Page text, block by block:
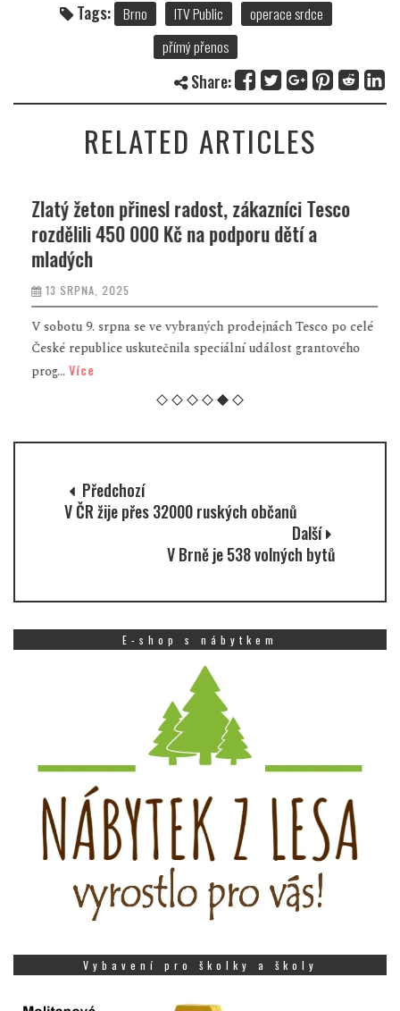
Tags: Brno ITV Public
operace srdce
přímý přenos
Share:
RELATED ARTICLES
Zlatý žeton přinesl radost, zákazníci Tesco
rozdělili 450 000 Kč na podporu dětí a
mladých
13 SRPNA, 2025
V sobotu 9. srpna se ve vybraných prodejnách Tesco po celé
České republice uskutečnila speciální událost grantového
prog...Více
Předchozí
V ČR žije přes 32000 ruských občanů
Další
V Brně je 538 volných bytů
E-shop s nábytkem
Vybavení pro školky a školy